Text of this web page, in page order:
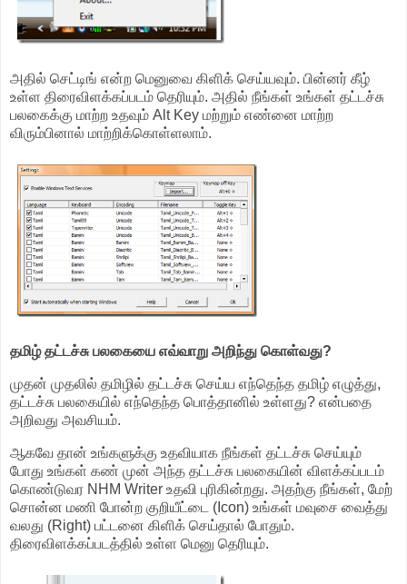
அதில் செட்டிங் என்ற மெனுவை கிளிக் செய்யவும். பின்னர் கீழ்
உள்ள திரைவிளக்கப்படம் தெரியும். அதில் நீங்கள் உங்கள் தட்டச்சு
பலகைக்கு மாற்ற உதவும் Alt Key மற்றும் எண்னை மாற்ற
விரும்பினால் மாற்றிக்கொள்ளலாம்.
தமிழ் தட்டச்சு பலகையை எவ்வாறு அறிந்து கொள்வது?
முதன் முதலில் தமிழில் தட்டச்சு செய்ய எந்தெந்த தமிழ் எழுத்து,
தட்டச்சு பலகையில் எந்தெந்த பொத்தானில் உள்ளது? என்பதை
அறிவது அவசியம்.
ஆகவே தான் உங்களுக்கு உதவியாக நீங்கள் தட்டச்சு செய்யும்
போது உங்கள் கண் முன் அந்த தட்டச்சு பலகையின் விளக்கப்படம்
கொண்டுவர NHM Writer உதவி புரிகின்றது. அதற்கு நீங்கள், மேற்
சொன்ன மணி போன்ற குறியீட்டை (Icon) உங்கள் மவுசை வைத்து
வலது (Right) பட்டனை கிளிக் செய்தால் போதும்.
திரைவிளக்கப்படத்தில் உள்ள மெனு தெரியும்.